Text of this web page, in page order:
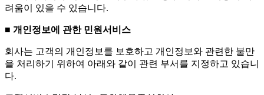
려움이 있을 수 있습니다.
■ 개인정보에 관한 민원서비스
회사는 고객의 개인정보를 보호하고 개인정보와 관련한 불만
을 처리하기 위하여 아래와 같이 관련 부서를 지정하고 있습니
다.